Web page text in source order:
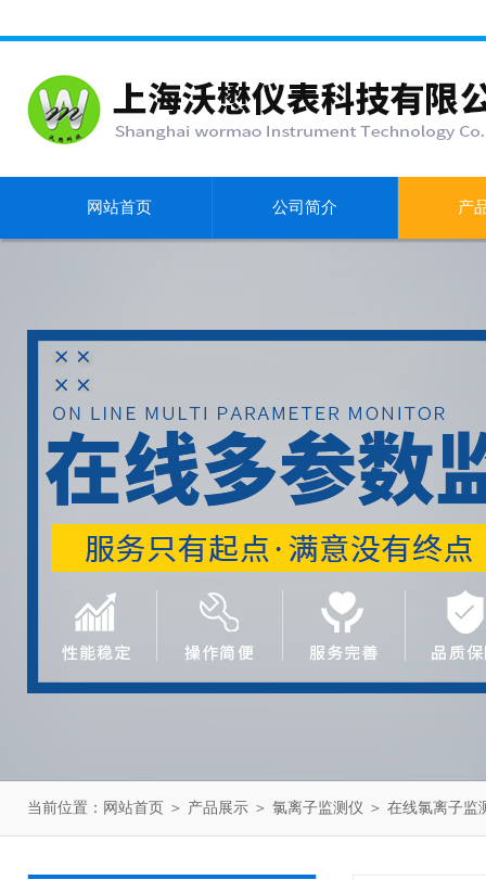
网站首页 公司简介 产
当前位置： 网站首页 ＞ 产品展示 ＞ 氯离子监测仪 ＞ 在线氯离子监